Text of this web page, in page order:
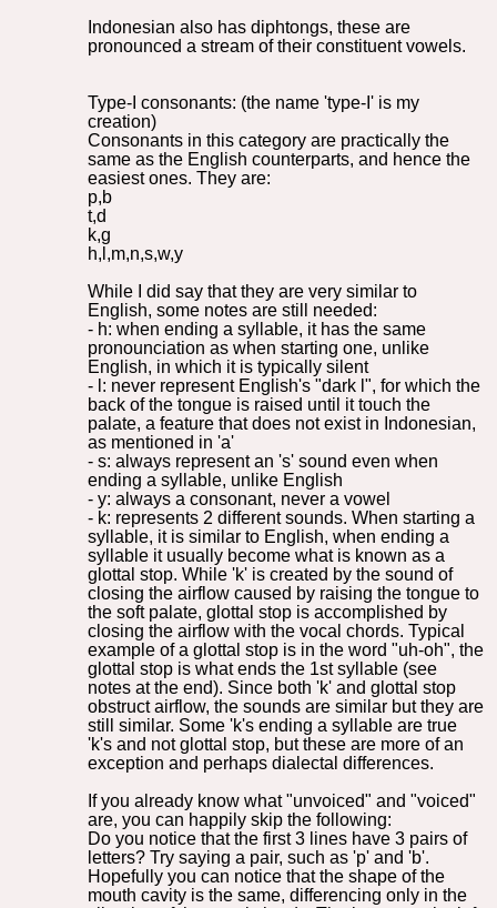
Indonesian also has diphtongs, these are
pronounced a stream of their constituent vowels.
Type-I consonants: (the name 'type-I' is my
creation)
Consonants in this category are practically the
same as the English counterparts, and hence the
easiest ones. They are:
p,b
t,d
k,g
h,l,m,n,s,w,y
While I did say that they are very similar to
English, some notes are still needed:
- h: when ending a syllable, it has the same
pronounciation as when starting one, unlike
English, in which it is typically silent
- l: never represent English's "dark l", for which the
back of the tongue is raised until it touch the
palate, a feature that does not exist in Indonesian,
as mentioned in 'a'
- s: always represent an 's' sound even when
ending a syllable, unlike English
- y: always a consonant, never a vowel
- k: represents 2 different sounds. When starting a
syllable, it is similar to English, when ending a
syllable it usually become what is known as a
glottal stop. While 'k' is created by the sound of
closing the airflow caused by raising the tongue to
the soft palate, glottal stop is accomplished by
closing the airflow with the vocal chords. Typical
example of a glottal stop is in the word "uh-oh", the
glottal stop is what ends the 1st syllable (see
notes at the end). Since both 'k' and glottal stop
obstruct airflow, the sounds are similar but they are
still similar. Some 'k's ending a syllable are true
'k's and not glottal stop, but these are more of an
exception and perhaps dialectal differences.
If you already know what "unvoiced" and "voiced"
are, you can happily skip the following:
Do you notice that the first 3 lines have 3 pairs of
letters? Try saying a pair, such as 'p' and 'b'.
Hopefully you can notice that the shape of the
mouth cavity is the same, differencing only in the